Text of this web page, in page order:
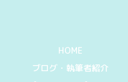
HOME
ブログ・執筆者紹介